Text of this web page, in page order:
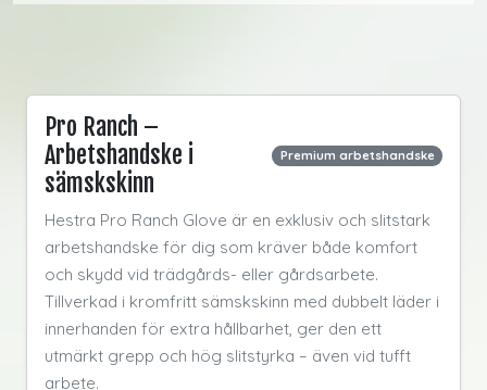
Pro Ranch –
Arbetshandske i
sämskskinn
Premium arbetshandske
Hestra Pro Ranch Glove är en exklusiv och slitstark
arbetshandske för dig som kräver både komfort
och skydd vid trädgårds- eller gårdsarbete.
Tillverkad i kromfritt sämskskinn med dubbelt läder i
innerhanden för extra hållbarhet, ger den ett
utmärkt grepp och hög slitstyrka – även vid tufft
arbete.